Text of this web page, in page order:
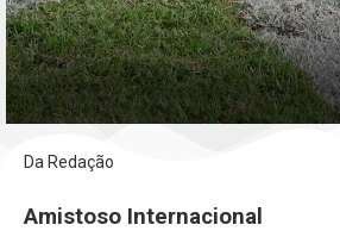
Da Redação
Amistoso Internacional